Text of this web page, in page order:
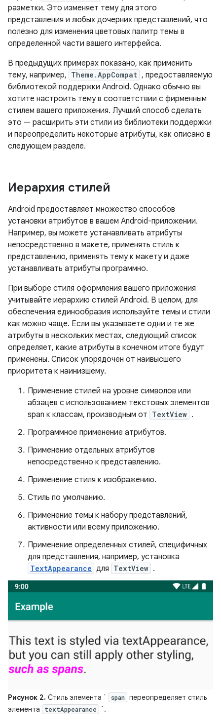
разметки. Это изменяет тему для этого
представления и любых дочерних представлений, что
полезно для изменения цветовых палитр темы в
определенной части вашего интерфейса.
В предыдущих примерах показано, как применить
тему, например, Theme.AppCompat , предоставляемую
библиотекой поддержки Android. Однако обычно вы
хотите настроить тему в соответствии с фирменным
стилем вашего приложения. Лучший способ сделать
это — расширить эти стили из библиотеки поддержки
и переопределить некоторые атрибуты, как описано в
следующем разделе.
Иерархия стилей
Android предоставляет множество способов
установки атрибутов в вашем Android-приложении.
Например, вы можете устанавливать атрибуты
непосредственно в макете, применять стиль к
представлению, применять тему к макету и даже
устанавливать атрибуты программно.
При выборе стиля оформления вашего приложения
учитывайте иерархию стилей Android. В целом, для
обеспечения единообразия используйте темы и стили
как можно чаще. Если вы указываете одни и те же
атрибуты в нескольких местах, следующий список
определяет, какие атрибуты в конечном итоге будут
применены. Список упорядочен от наивысшего
приоритета к наинизшему.
Применение стилей на уровне символов или
абзацев с использованием текстовых элементов
span к классам, производным от TextView .
Программное применение атрибутов.
Применение отдельных атрибутов
непосредственно к представлению.
Применение стиля к изображению.
Стиль по умолчанию.
Применение темы к набору представлений,
активности или всему приложению.
Применение определенных стилей, специфичных
для представления, например, установка
TextAppearance для TextView .
Рисунок 2. Стиль элемента ` span переопределяет стиль
элемента
textAppearance `.